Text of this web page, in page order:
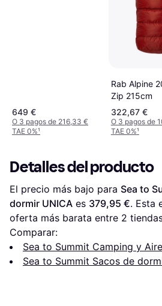
649 €
O 3 pagos de 216,33 €
TAE 0%¹
Rab Alpine
Zip 215cm
322,67 €
O 3 pagos de
TAE 0%¹
Detalles del producto
El precio más bajo para Sea to
dormir UNICA es 379,95 €. Esta
oferta más barata entre 2
Comparar:
Sea to Summit Camping y
Sea to Summit Sacos de